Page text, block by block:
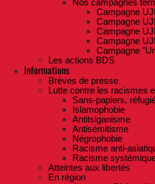
Nos campagnes
Campagne
Campagne
Campagne
Campagne
Campagne
Les actions BDS
Informations
Brèves de presse
Lutte contre les racismes
Sans-papiers,
Islamophobie
Antitsiganisme
Antisémitisme
Négrophobie
Racisme anti-
Racisme
Atteintes aux libertés
En région